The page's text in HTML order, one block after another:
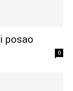
posao
0